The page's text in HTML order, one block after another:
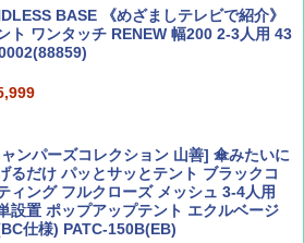
（エアライン）2026年9月号【特
ボーイング110周年を祝して！
ア 2026～2027 地球の歩き方A ヨーロッ
い日本地理 地図・統計・移動から読み
(講談社現代新書)
BASE 《めざましテレビで紹介》
ト ワンタッチ RENEW 幅200 2-3人用 43
ンパーズコレクション 山善] 傘みたいに
るだけ パッとサッとテント ブラックコ
ィング フルクローズ メッシュ 3-4人用
設置 ポップアップテント エクルベージ
仕様) PATC-150B(EB)